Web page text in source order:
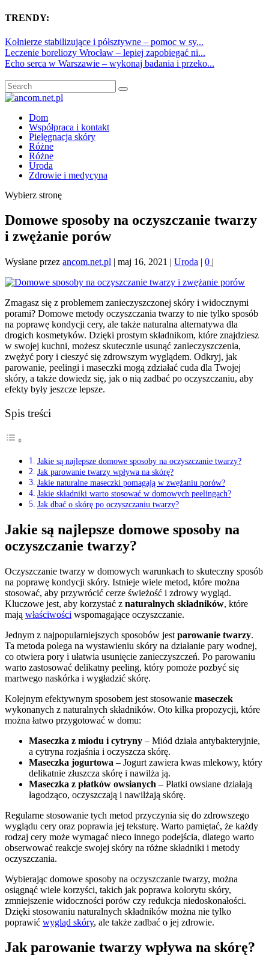
TRENDY:
Kołnierze stabilizujące i półsztywne – pomoc w sy...
Leczenie boreliozy Wrocław – lepiej zapobiegać ni...
Echo serca w Warszawie – wykonaj badania i przeko...
Dom
Współpraca i kontakt
Pielęgnacja skóry
Różne
Różne
Uroda
Zdrowie i medycyna
Wybierz stronę
Domowe sposoby na oczyszczanie twarzy
i zwężanie porów
Wysłane przez ancom.net.pl | maj 16, 2021 | Uroda | 0 |
Zmagasz się z problemem zanieczyszczonej skóry i widocznymi
porami? Domowe metody oczyszczania twarzy to nie tylko sposób
na poprawę kondycji cery, ale także naturalna alternatywa dla
drogich kosmetyków. Dzięki prostym składnikom, które znajdziesz
w swojej kuchni, możesz skutecznie usunąć zanieczyszczenia,
zwężyć pory i cieszyć się zdrowszym wyglądem. Odkryj, jak
parowanie, peelingi i maseczki mogą zdziałać cuda dla Twojej
skóry, a także dowiedz się, jak o nią zadbać po oczyszczaniu, aby
efekty były jeszcze lepsze.
Spis treści
Jakie są najlepsze domowe sposoby na oczyszczanie twarzy?
Jak parowanie twarzy wpływa na skórę?
Jakie naturalne maseczki pomagają w zwężaniu porów?
Jakie składniki warto stosować w domowych peelingach?
Jak dbać o skórę po oczyszczaniu twarzy?
Jakie są najlepsze domowe sposoby na
oczyszczanie twarzy?
Oczyszczanie twarzy w domowych warunkach to skuteczny sposób
na poprawę kondycji skóry. Istnieje wiele metod, które można
stosować, aby przywrócić cerze świeżość i zdrowy wygląd.
Kluczowe jest, aby korzystać z naturalnych składników, które
mają właściwości wspomagające oczyszczanie.
Jednym z najpopularniejszych sposobów jest parowanie twarzy.
Ta metoda polega na wystawieniu skóry na działanie pary wodnej,
co otwiera pory i ułatwia usunięcie zanieczyszczeń. Po parowaniu
warto zastosować delikatny peeling, który pomoże pozbyć się
martwego naskórka i wygładzić skórę.
Kolejnym efektywnym sposobem jest stosowanie maseczek
wykonanych z naturalnych składników. Oto kilka propozycji, które
można łatwo przygotować w domu:
Maseczka z miodu i cytryny – Miód działa antybakteryjnie,
a cytryna rozjaśnia i oczyszcza skórę.
Maseczka jogurtowa – Jogurt zawiera kwas mlekowy, który
delikatnie złuszcza skórę i nawilża ją.
Maseczka z płatków owsianych – Płatki owsiane działają
łagodząco, oczyszczają i nawilżają skórę.
Regularne stosowanie tych metod przyczynia się do zdrowszego
wyglądu cery oraz poprawia jej teksturę. Warto pamiętać, że każdy
rodzaj cery może wymagać nieco innego podejścia, dlatego warto
obserwować reakcje swojej skóry na różne składniki i metody
oczyszczania.
Wybierając domowe sposoby na oczyszczanie twarzy, można
osiągnąć wiele korzyści, takich jak poprawa kolorytu skóry,
zmniejszenie widoczności porów czy redukcja niedoskonałości.
Dzięki stosowaniu naturalnych składników można nie tylko
poprawić wygląd skóry, ale także zadbać o jej zdrowie.
Jak parowanie twarzy wpływa na skórę?